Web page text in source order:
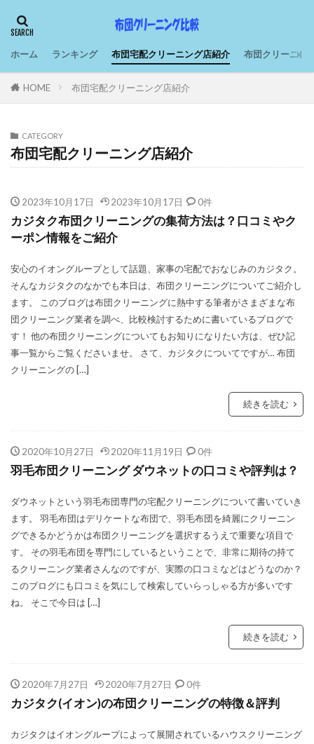
ホーム ランキング 布団宅配クリーニング店紹介 布団クリーニン
HOME 布団宅配クリーニング店紹介
CATEGORY
布団宅配クリーニング店紹介
2023年10月17日 2023年10月17日 0件
カジタク布団クリーニングの集荷方法は？口コミやク
ーポン情報をご紹介
安心のイオングループとして話題、家事の宅配でおなじみのカジタク。
そんなカジタクのなかでも本日は、布団クリーニングについてご紹介し
ます。 このブログは布団クリーニングに熱中する筆者がさまざまな布
団クリーニング業者を調べ、比較検討するために書いているブログで
す！ 他の布団クリーニングについてもお知りになりたい方は、ぜひ記
事一覧からご覧くださいませ。 さて、カジタクについてですが… 布団
クリーニングの […]
続きを読む
2020年10月27日 2020年11月19日 0件
羽毛布団クリーニング ダウネットの口コミや評判は？
ダウネットという羽毛布団専門の宅配クリーニングについて書いていき
ます。 羽毛布団はデリケートな布団で、羽毛布団を綺麗にクリーニン
グできるかどうかは布団クリーニングを選択するうえで重要な項目で
す。 その羽毛布団を専門にしているということで、非常に期待の持て
るクリーニング業者さんなのですが、実際の口コミなどはどうなのか？
このブログにも口コミを気にして検索していらっしゃる方が多いです
ね。 そこで今日は […]
続きを読む
2020年7月27日 2020年7月27日 0件
カジタク(イオン)の布団クリーニングの特徴＆評判
カジタクはイオングループによって展開されているハウスクリーニング